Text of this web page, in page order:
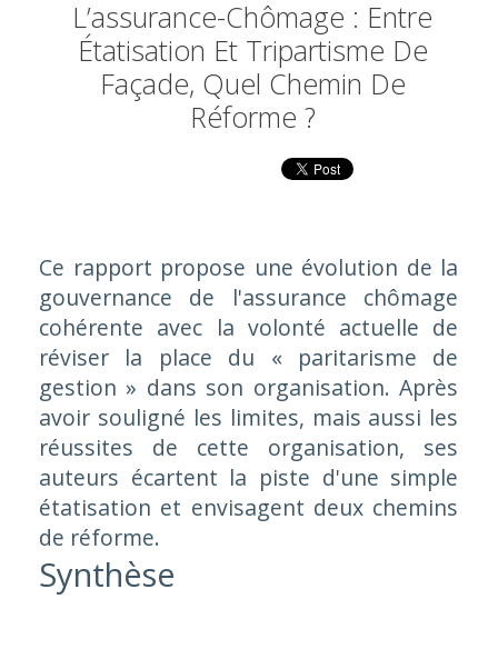
L’assurance-Chômage : Entre
Étatisation Et Tripartisme De
Façade, Quel Chemin De
Réforme ?
Ce rapport propose une évolution de la
gouvernance de l'assurance chômage
cohérente avec la volonté actuelle de
réviser la place du « paritarisme de
gestion » dans son organisation. Après
avoir souligné les limites, mais aussi les
réussites de cette organisation, ses
auteurs écartent la piste d'une simple
étatisation et envisagent deux chemins
de réforme.
Synthèse